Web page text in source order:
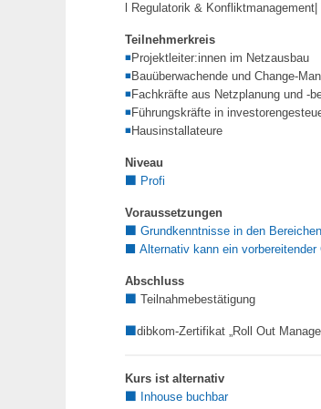
l Regulatorik &
Teilnehmerkreis
◾ Projektleiter:innen im Netzausbau
◾ Bauüberwachende und Change-
◾ Fachkräfte aus Netzplanung und -
◾ Führungskräfte in
◾ Hausinstallateure
Niveau
Profi
Voraussetzungen
Grundkenntnisse in den
⬛ Alternativ kann ein
Abschluss
Teilnahmebestätigung
dibkom-Zertifikat „Roll Out
Kurs ist alternativ
Inhouse buchbar